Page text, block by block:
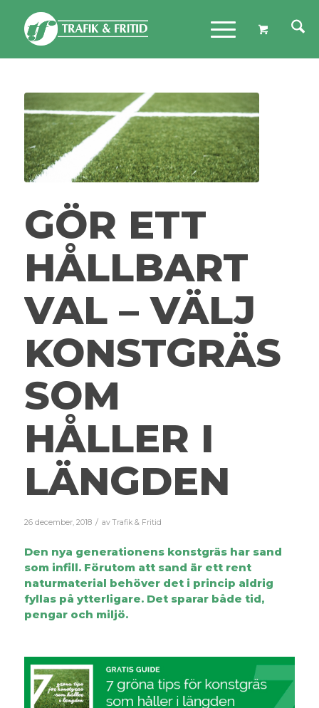
GÖR ETT
HÅLLBART
VAL – VÄLJ
KONSTGRÄS
SOM
HÅLLER I
LÄNGDEN
26 december, 2018 / avTrafik & Fritid
Den nya generationens konstgräs har sand
som infill. Förutom att sand är ett rent
naturmaterial behöver det i princip aldrig
fyllas på ytterligare. Det sparar både tid,
pengar och miljö.